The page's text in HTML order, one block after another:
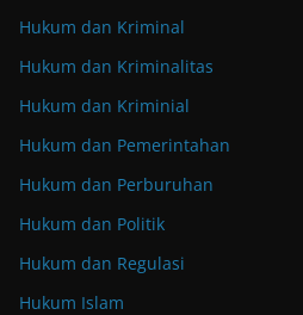
Hukum dan Kriminal
Hukum dan Kriminalitas
Hukum dan Kriminial
Hukum dan Pemerintahan
Hukum dan Perburuhan
Hukum dan Politik
Hukum dan Regulasi
Hukum Islam